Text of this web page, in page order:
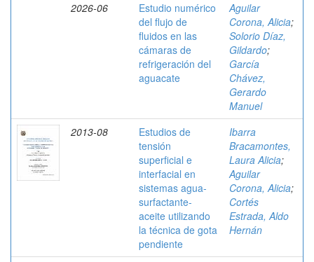
2026-06
Estudio numérico
del flujo de
fluidos en las
cámaras de
refrigeración del
aguacate
Aguilar
Corona, Alicia;
Solorio Díaz,
Gildardo;
García
Chávez,
Gerardo
Manuel
2013-08
Estudios de
tensión
superficial e
interfacial en
sistemas agua-
surfactante-
aceite utilizando
la técnica de gota
pendiente
Ibarra
Bracamontes,
Laura Alicia;
Aguilar
Corona, Alicia;
Cortés
Estrada, Aldo
Hernán